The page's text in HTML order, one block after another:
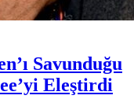
Savunduğu
Eleştirdi